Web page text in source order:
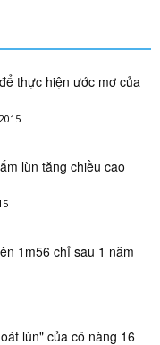
thực hiện ước mơ của
lùn tăng chiều cao
1m56 chỉ sau 1 năm
lùn" của cô nàng 16